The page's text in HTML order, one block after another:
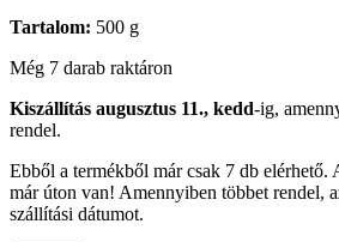
Tartalom: 500 g
Még 7 darab raktáron
Kiszállítás augusztus 11., kedd-ig,
rendel.
Ebből a termékből már csak 7 db elérhető.
már úton van! Amennyiben többet rendel,
szállítási dátumot.